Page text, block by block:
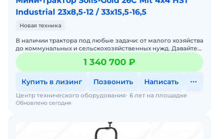
Industrial 23х8,5-12 / 33х15,5-16,5
Новая техника
В наличии трактора под любые задачи: от малого хозяйства
до коммунальных и сельскохозяйственных нужд. Давайте
подберем трактор под ваши задачи — просто напиши
1 340 700 ₽
Купить в лизинг Позвонить Написать
Обновлено сегодня
Центр технического оборудования 6 лет на площадке